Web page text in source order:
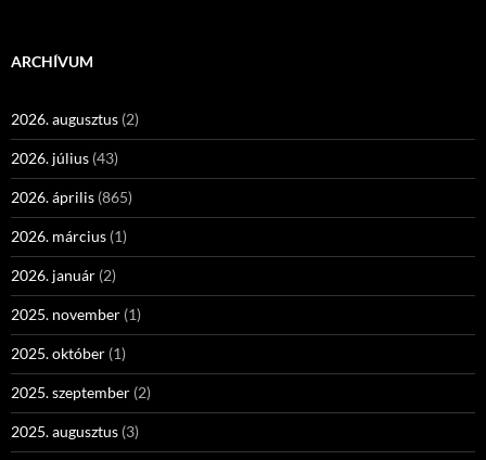
ARCHÍVUM
2026. augusztus (2)
2026. július (43)
2026. április (865)
2026. március (1)
2026. január (2)
2025. november (1)
2025. október (1)
2025. szeptember (2)
2025. augusztus (3)